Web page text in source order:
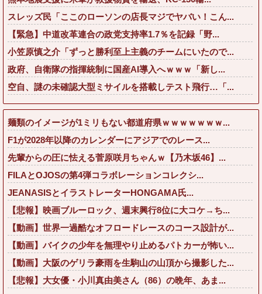
スレッズ民「ここのローソンの店長マジでヤバい！こん...
【緊急】中道改革連合の政党支持率1.7％を記録「野...
小笠原慎之介「ずっと勝利至上主義のチームにいたので...
政府、自衛隊の指揮統制に国産AI導入へｗｗｗ「新し...
空自、謎の未確認大型ミサイルを搭載しテスト飛行…「...
麺類のイメージが1ミリもない都道府県ｗｗｗｗｗｗｗ...
F1が2028年以降のカレンダーにアジアでのレース...
先輩からの圧に怯える菅原咲月ちゃんｗ【乃木坂46】...
FILAとOJOSの第4弾コラボレーションコレクシ...
JEANASISとイラストレーターHONGAMA氏...
【悲報】映画ブルーロック、週末興行8位に大コケ→ち...
【動画】世界一過酷なオフロードレースのコース設計が...
【動画】バイクの少年を無理やり止めるパトカーが怖い...
【動画】大阪のゲリラ豪雨を生駒山の山頂から撮影した...
【悲報】大女優・小川真由美さん（86）の晩年、あま...